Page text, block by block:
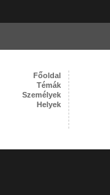
Főoldal
Témák
Személyek
Helyek